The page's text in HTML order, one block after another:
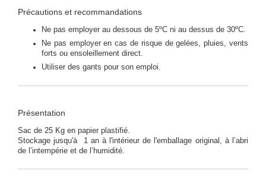
Précautions et recommandations
Ne pas employer au dessous de 5ºC ni au dessus de 30ºC.
Ne pas employer en cas de risque de gelées, pluies, vents
forts ou ensoleillement direct.
Utiliser des gants pour son emploi.
Présentation
Sac de 25 Kg en papier plastifié.
Stockage jusqu'à 1 an à l'intérieur de l'emballage original, à l’abri
de l’intempérie et de l’humidité.